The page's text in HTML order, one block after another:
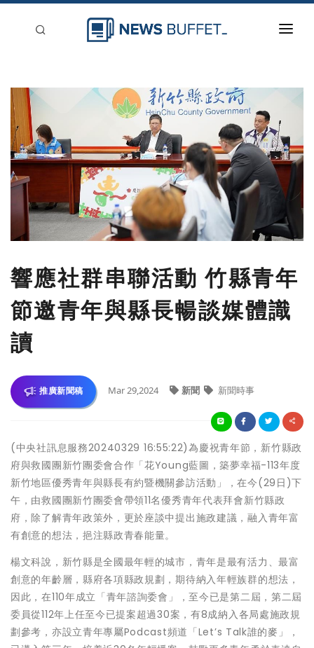
新聞稿分類
登入
刊登
響應社群串聯活動 竹縣青年
節邀青年與縣長暢談媒體識
讀
推廣新聞稿 Mar 29,2024 新聞 新聞時事
(中央社訊息服務20240329 16:55:22)為慶祝青年節，新竹縣政
府與救國團新竹團委會合作「花Young藍圖，築夢幸福-113年度
新竹地區優秀青年與縣長有約暨機關參訪活動」，在今(29日)下
午，由救國團新竹團委會帶領11名優秀青年代表拜會新竹縣政
府，除了解青年政策外，更於座談中提出施政建議，融入青年富
有創意的想法，挹注縣政青春能量。
楊文科說，新竹縣是全國最年輕的城市，青年是最有活力、最富
創意的年齡層，縣府各項縣政規劃，期待納入年輕族群的想法，
因此，在110年成立「青年諮詢委會」，至今已是第二屆，第二屆
委員從112年上任至今已提案超過30案，有8成納入各局處施政規
劃參考，亦設立青年專屬Podcast頻道「Let’s Talk誰的麥」，